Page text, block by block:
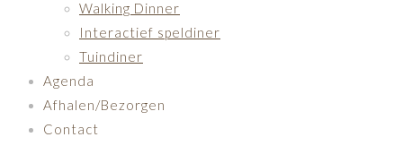
Walking Dinner
Interactief speldiner
Tuindiner
Agenda
Afhalen/Bezorgen
Contact